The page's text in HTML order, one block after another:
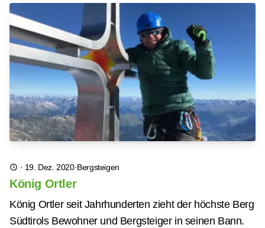
· 19. Dez. 2020·Bergsteigen
König Ortler
König Ortler seit Jahrhunderten zieht der höchste Berg
Südtirols Bewohner und Bergsteiger in seinen Bann.